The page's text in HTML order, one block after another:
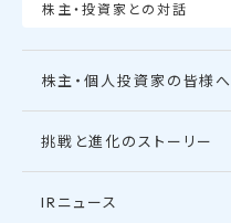
株主・投資家との対話
株主・個人投資家の皆様へ
挑戦と進化のストーリー
IRニュース